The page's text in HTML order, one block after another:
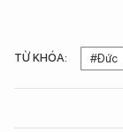
TỪ KHÓA: #Đức